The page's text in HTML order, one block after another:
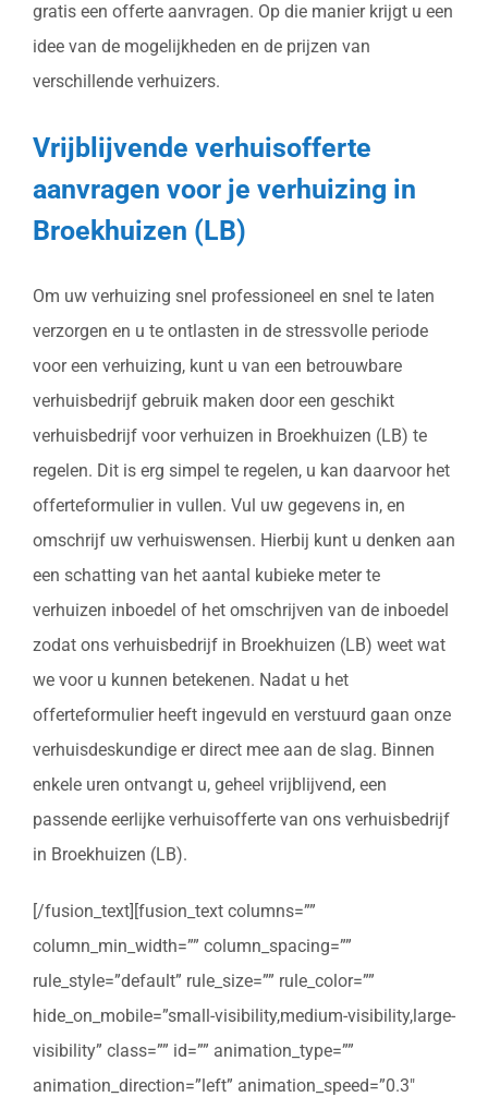
gratis een offerte aanvragen. Op die manier krijgt u een
idee van de mogelijkheden en de prijzen van
verschillende verhuizers.
Vrijblijvende verhuisofferte
aanvragen voor je verhuizing in
Broekhuizen (LB)
Om uw verhuizing snel professioneel en snel te laten
verzorgen en u te ontlasten in de stressvolle periode
voor een verhuizing, kunt u van een betrouwbare
verhuisbedrijf gebruik maken door een geschikt
verhuisbedrijf voor verhuizen in Broekhuizen (LB) te
regelen. Dit is erg simpel te regelen, u kan daarvoor het
offerteformulier in vullen. Vul uw gegevens in, en
omschrijf uw verhuiswensen. Hierbij kunt u denken aan
een schatting van het aantal kubieke meter te
verhuizen inboedel of het omschrijven van de inboedel
zodat ons verhuisbedrijf in Broekhuizen (LB) weet wat
we voor u kunnen betekenen. Nadat u het
offerteformulier heeft ingevuld en verstuurd gaan onze
verhuisdeskundige er direct mee aan de slag. Binnen
enkele uren ontvangt u, geheel vrijblijvend, een
passende eerlijke verhuisofferte van ons verhuisbedrijf
in Broekhuizen (LB).
[/fusion_text][fusion_text columns=””
column_min_width=”” column_spacing=””
rule_style=”default” rule_size=”” rule_color=””
hide_on_mobile=”small-visibility,medium-visibility,large-
visibility” class=”” id=”” animation_type=””
animation_direction=”left” animation_speed=”0.3″